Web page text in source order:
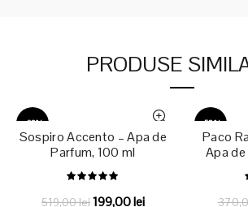
PRODUSE
-62%
Sospiro Accento – Apa de
Parfum, 100 ml
519,00leiPrețul
199,00leiPrețul
-52%
Paco
Apa